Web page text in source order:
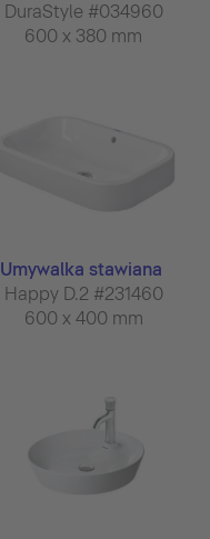
DuraStyle #034960
600 x 380 mm
Umywalka stawiana
Happy D.2 #231460
600 x 400 mm